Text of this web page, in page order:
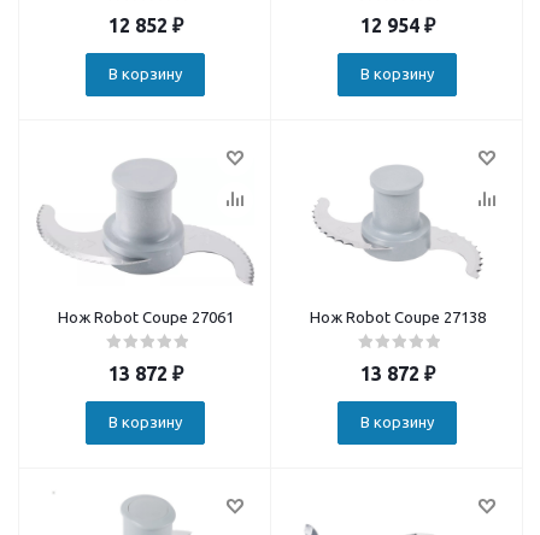
12 852 ₽
В корзину
12 954₽
В корзину
Нож Robot Coupe 27061
13 872 ₽
В корзину
Нож Robot Coupe 27138
13 872 ₽
В корзину